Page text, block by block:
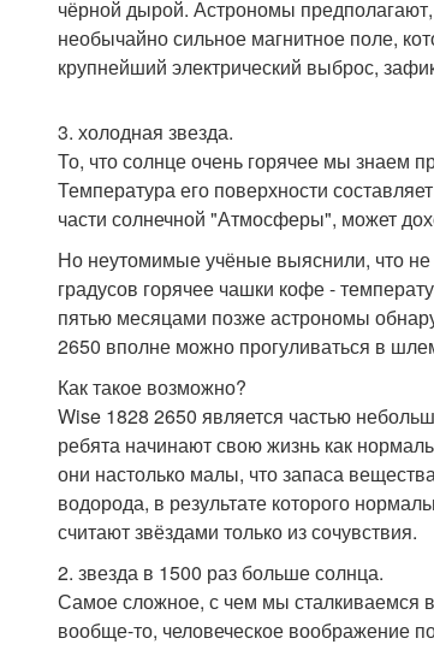
чёрной дырой. Астрономы
необычайно сильное магнитное поле,
крупнейший электрический выброс,
3. холодная звезда.
То, что солнце очень горячее мы знаем
Температура его поверхности
части солнечной "Атмосферы", может
Но неутомимые учёные выяснили, что не
градусов горячее чашки кофе -
пятью месяцами позже астрономы
2650 вполне можно прогуливаться в
Как такое возможно?
Wise 1828 2650 является частью
ребята начинают свою жизнь как
они настолько малы, что запаса
водорода, в результате которого
считают звёздами только из сочувствия.
2. звезда в 1500 раз больше солнца.
Самое сложное, с чем мы сталкиваемся
вообще-то, человеческое воображение